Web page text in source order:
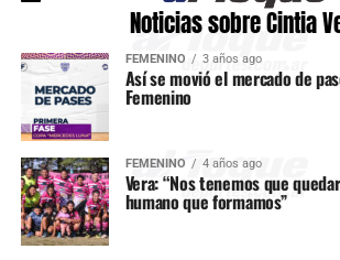
Noticias sobre Cintia
FEMENINO 3 años ago
Así se movió el mercado de
Femenino
FEMENINO 4 años ago
Vera: “Nos tenemos que
humano que formamos”